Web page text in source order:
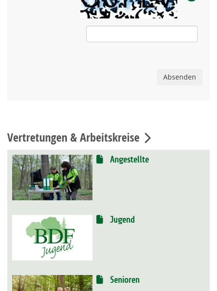
Absenden
Vertretungen & Arbeitskreise
Angestellte
Jugend
Senioren